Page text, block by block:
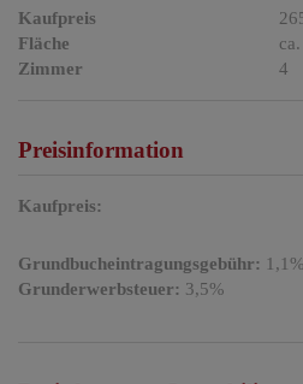
Kaufpreis
Fläche
Zimmer 4
Preisinformation
Kaufpreis:
Grundbucheintragungsgebühr: 1,1%
Grunderwerbsteuer: 3,5%